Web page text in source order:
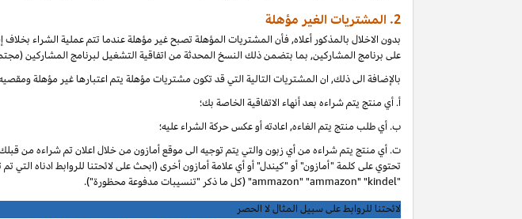
2. المشتريات الغير مؤهلة
بدون الاخلال بالمذكور أعلاه, فأن المشتريات المؤهلة تصبح غير مؤهلة عندما تتم عملية الشراء
على برنامج المشاركين, بما بتضمن ذلك النسخ المحدثة من اتفاقية التشغيل لبرنامج المشاركين
بالإضافة الى ذلك, ان المشتريات التالية التي قد تكون مشتريات مؤهلة يتم اعتبارها غير مؤهلة
أ. أي منتج يتم شراءه بعد أنهاء الاتفاقية الخاصة بك؛
ب. أيطلب منتج يتم الغاءه, اعادته أو عكس حركة الشراء عليه؛
ت. أي منتج يتم شراءه من أي زبون والتي يتم توجيه الى موقع أمازون من خلال اعلان تم شراءه من
تحتوي على كلمة "أمازون" أو "كيندل" أو أي علامة أمازون أخرى (ابحث على لائحتنا للروابط ادناه
"ammazon" "ammazon" "kindel" (كل ما ذكر "تنسيبات مدفوعة محظورة").
لائحتنا للروابط على سبيل المثال لا الحصر